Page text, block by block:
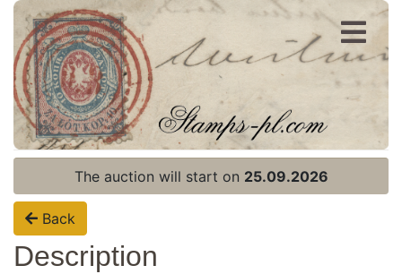
Register
Login
The auction will start on 25.09.2026
Back
Description